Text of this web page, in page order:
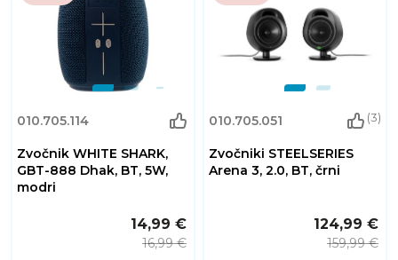
010.705.114
Zvočnik WHITE SHARK,
GBT-888 Dhak, BT, 5W,
modri
14,99 €
16,99 €
010.705.051 (3)
Zvočniki STEELSERIES
Arena 3, 2.0, BT, črni
124,99 €
159,99 €